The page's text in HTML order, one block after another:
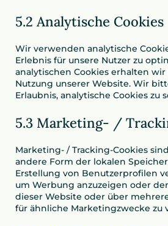
5.2 Analytische Cookies
Wir verwenden analytische
Erlebnis für unsere Nutzer zu
analytischen Cookies erhalten
Nutzung unserer Website. Wir
Erlaubnis, analytische Cookies zu
5.3 Marketing- /
Marketing- / Tracking-Cookies
andere Form der lokalen
Erstellung von Benutzerprofilen
um Werbung anzuzeigen oder
dieser Website oder über
für ähnliche Marketingzwecke zu